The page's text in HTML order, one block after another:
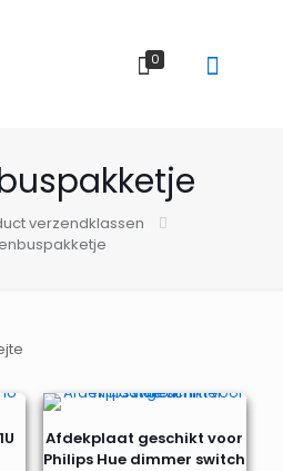
0
verzendklassen
Afdekplaat geschikt voor
Philips Hue dimmer switch